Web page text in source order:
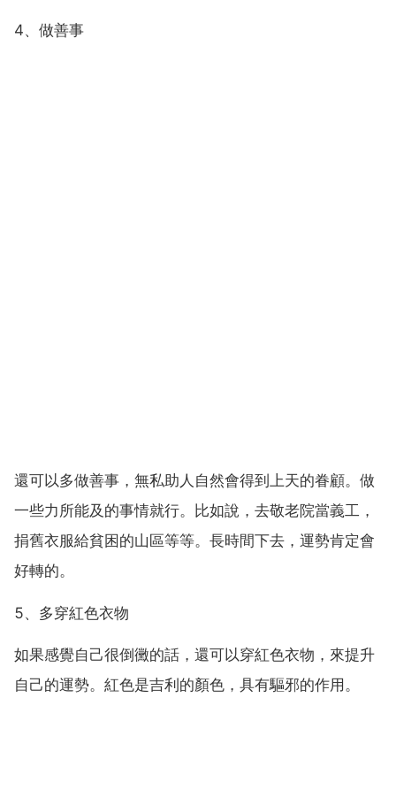
4、做善事
還可以多做善事，無私助人自然會得到上天的眷顧。做
一些力所能及的事情就行。比如說，去敬老院當義工，
捐舊衣服給貧困的山區等等。長時間下去，運勢肯定會
好轉的。
5、多穿紅色衣物
如果感覺自己很倒黴的話，還可以穿紅色衣物，來提升
自己的運勢。紅色是吉利的顏色，具有驅邪的作用。